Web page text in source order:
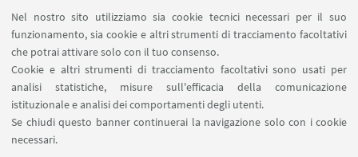
Nel nostro sito utilizziamo sia cookie tecnici necessari per il suo
funzionamento, sia cookie e altri strumenti di tracciamento facoltativi
che potrai attivare solo con il tuo consenso.
Cookie e altri strumenti di tracciamento facoltativi sono usati per
analisi statistiche, misure sull'efficacia della comunicazione
istituzionale e analisi dei comportamenti degli utenti.
Se chiudi questo banner continuerai la navigazione solo con i cookie
necessari.
Area riservata FILO
U-Web Missioni
AlmaEsami
AlmaWifi
Proxy: connessione da remoto
InfoPoint Azzo Gardino